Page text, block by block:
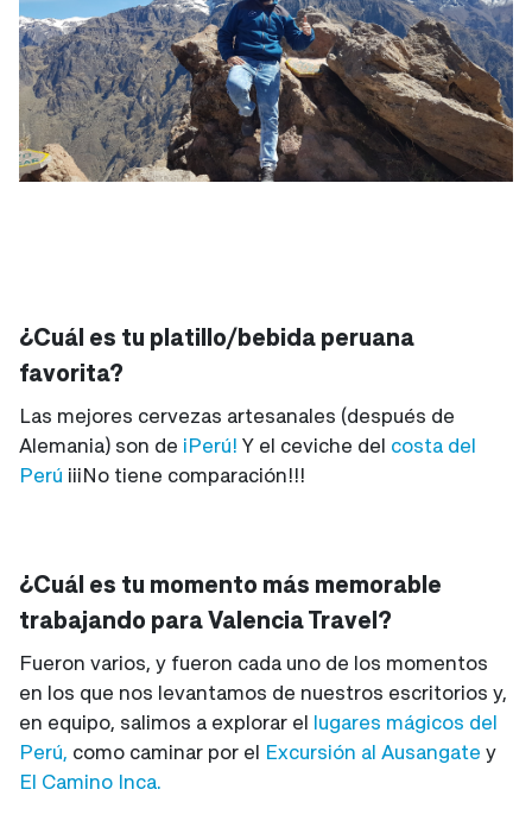
¿Cuál es tu platillo/bebida peruana
favorita?
Las mejores cervezas artesanales (después de
Alemania) son de ¡Perú! Y el ceviche del costa del
Perú ¡¡¡No tiene comparación!!!
¿Cuál es tu momento más memorable
trabajando para Valencia Travel?
Fueron varios, y fueron cada uno de los momentos
en los que nos levantamos de nuestros escritorios y,
en equipo, salimos a explorar el lugares mágicos del
Perú, como caminar por el Excursión al Ausangate y
El Camino Inca.